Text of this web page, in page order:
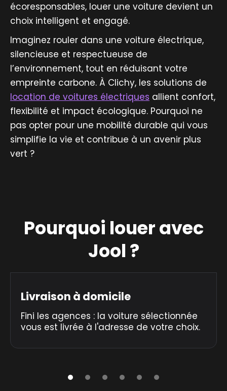
écoresponsables, louer une voiture devient un
choix intelligent et engagé.
Imaginez rouler dans une voiture électrique,
silencieuse et respectueuse de
l’environnement, tout en réduisant votre
empreinte carbone. À Clichy, les solutions de
location de voitures électriques allient confort,
flexibilité et impact écologique. Pourquoi ne
pas opter pour une mobilité durable qui vous
simplifie la vie et contribue à un avenir plus
vert ?
Pourquoi louer avec
Jool ?
Livraison à domicile
Fini les agences : la voiture sélectionnée
vous est livrée à l'adresse de votre choix.